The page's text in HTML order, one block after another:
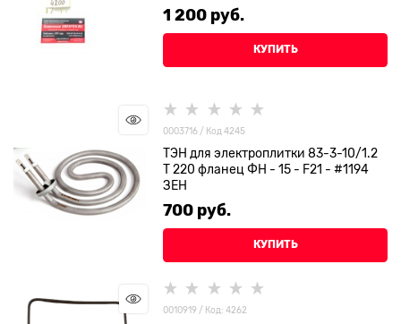
1 200 руб.
КУПИТЬ
0003716 / Код 4245
ТЭН для электроплитки 83-3-10/1.2
Т 220 фланец ФН - 15 - F21 - #1194
ЗЕН
700 руб.
КУПИТЬ
0010919 / Код: 4262